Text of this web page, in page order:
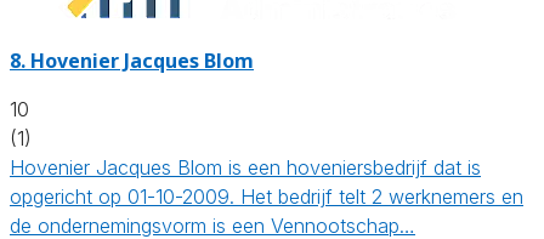
8. Hovenier Jacques Blom
10
(1)
Hovenier Jacques Blom is een hoveniersbedrijf dat is
opgericht op 01-10-2009. Het bedrijf telt 2 werknemers en
de ondernemingsvorm is een Vennootschap…